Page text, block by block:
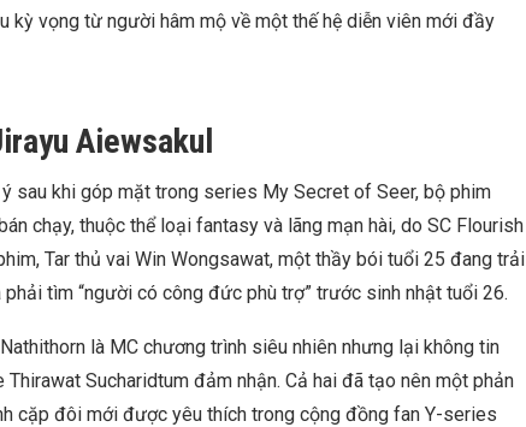
kỳ vọng từ người hâm mộ về một thế hệ diễn viên mới đầy
Aiewsakul
sau khi góp mặt trong series My Secret of Seer, bộ phim
chạy, thuộc thể loại fantasy và lãng mạn hài, do SC Flourish
Tar thủ vai Win Wongsawat, một thầy bói tuổi 25 đang trải
tìm “người có công đức phù trợ” trước sinh nhật tuổi 26.
là MC chương trình siêu nhiên nhưng lại không tin
Sucharidtum đảm nhận. Cả hai đã tạo nên một phản
cặp đôi mới được yêu thích trong cộng đồng fan Y-series